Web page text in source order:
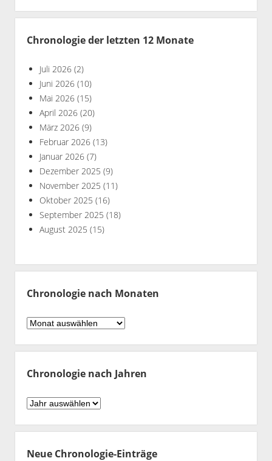
Chronologie der letzten 12 Monate
Juli 2026(2)
Juni 2026(10)
Mai 2026(15)
April 2026(20)
März 2026(9)
Februar 2026(13)
Januar 2026(7)
Dezember 2025 (9)
November 2025 (11)
Oktober 2025 (16)
September 2025 (18)
August 2025 (15)
Chronologie nach Monaten
Chronologie
Monaten
Chronologie nach Jahren
Chronologie
Jahren
Neue Chronologie-Einträge